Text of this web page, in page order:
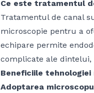
Ce este tratamentul
Tratamentul de canal
microscopie pentru a
echipare permite
complicate ale dintelui,
Beneficiile
Adoptarea